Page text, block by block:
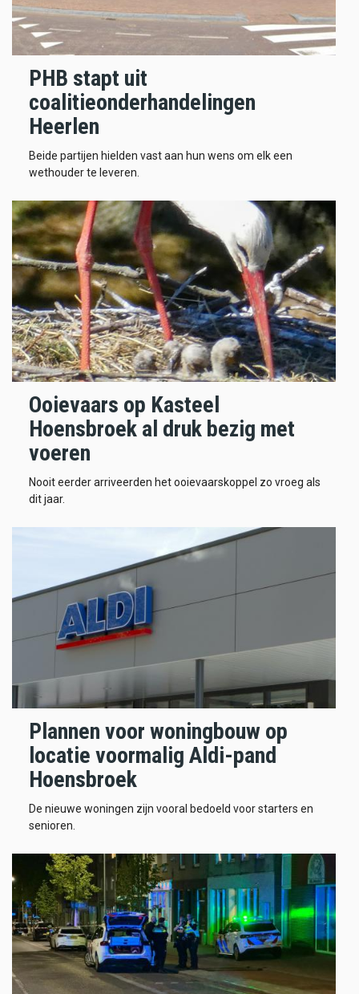
PHB stapt uit
coalitieonderhandelingen
Heerlen
Beide partijen hielden vast aan hun wens om elk een
wethouder te leveren.
Ooievaars op Kasteel
Hoensbroek al druk bezig met
voeren
Nooit eerder arriveerden het ooievaarskoppel zo vroeg als
dit jaar.
Plannen voor woningbouw op
locatie voormalig Aldi-pand
Hoensbroek
De nieuwe woningen zijn vooral bedoeld voor starters en
senioren.